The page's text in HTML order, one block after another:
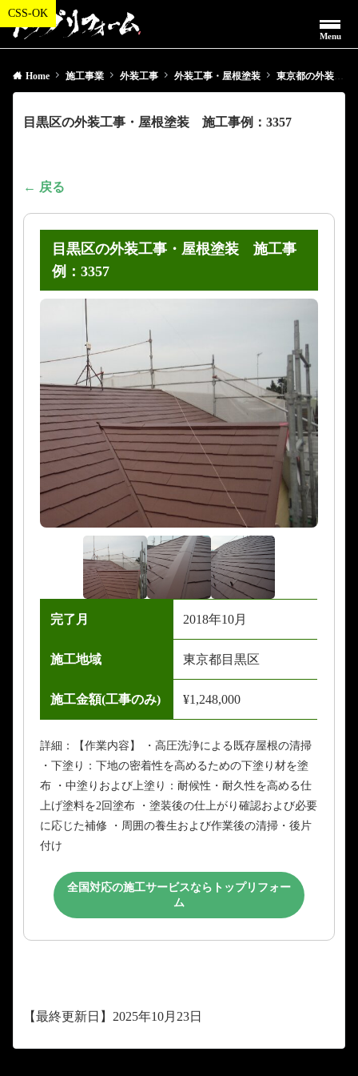
Menu
Home 施工事業 外装工事 外装工事・屋根塗装 東京都の外装工事・屋根塗装
目黒区の外装工事・屋根塗装 施工事例：3357
← 戻る
目黒区の外装工事・屋根塗装 施工事
例：3357
完了月 2018年10月
施工地域 東京都目黒区
施工金額(工事のみ) ¥1,248,000
詳細：【作業内容】 ・高圧洗浄による既存屋根の清掃
・下塗り：下地の密着性を高めるための下塗り材を塗
布 ・中塗りおよび上塗り：耐候性・耐久性を高める仕
上げ塗料を2回塗布 ・塗装後の仕上がり確認および必要
に応じた補修 ・周囲の養生および作業後の清掃・後片
付け
全国対応の施工サービスならトップリフォー
ム
【最終更新日】2025年10月23日